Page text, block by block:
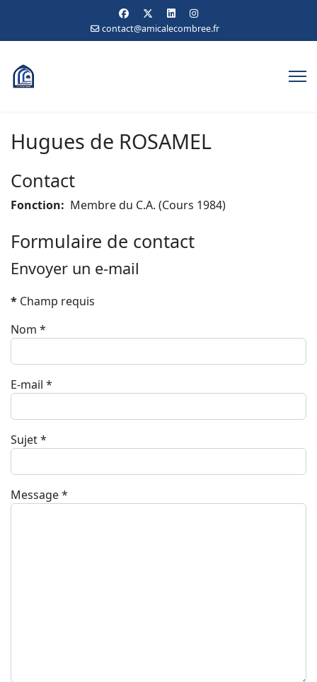
contact@amicalecombree.fr
Hugues de ROSAMEL
Contact
Fonction: Membre du C.A. (Cours 1984)
Formulaire de contact
Envoyer un e-mail
* Champ requis
Nom *
E-mail *
Sujet*
Message*